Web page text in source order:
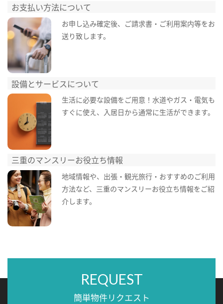
お支払い方法について
お申し込み確定後、ご請求書・ご利用案内等をお
送り致します。
設備とサービスについて
生活に必要な設備をご用意！水道やガス・電気も
すぐに使え、入居日から通常に生活ができます。
三重のマンスリーお役立ち情報
地域情報や、出張・観光旅行・おすすめのご利用
方法など、三重のマンスリーお役立ち情報をご紹
介します。
REQUEST
簡単物件リクエスト